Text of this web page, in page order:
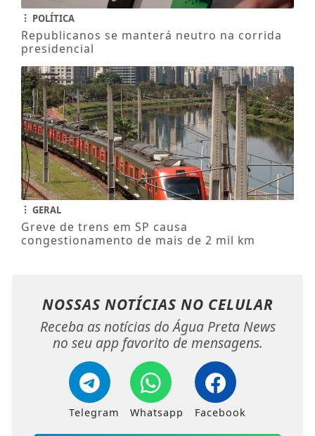
POLÍTICA
Republicanos se manterá neutro na corrida
presidencial
GERAL
Greve de trens em SP causa
congestionamento de mais de 2 mil km
NOSSAS NOTÍCIAS NO CELULAR
Receba as notícias do Água Preta News
no seu app favorito de mensagens.
Telegram Whatsapp Facebook